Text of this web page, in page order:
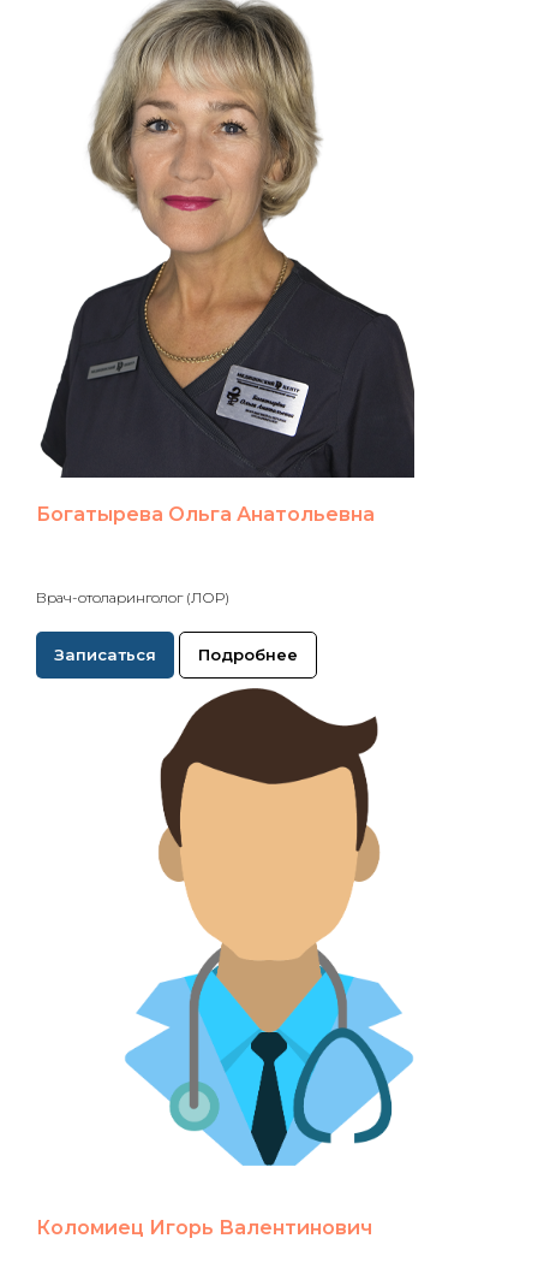
Богатырева Ольга Анатольевна
Врач-отоларинголог (ЛОР)
Записаться Подробнее
Коломиец Игорь Валентинович